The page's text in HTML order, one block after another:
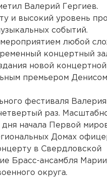
Валерий Гергиев.
и высокий уровень
событий.
любой
концертный
новой концертной
премьером Денисом
фестиваля Валерия
раз.
начала Первой
Домах
в Свердловской
Брасс-ансамбля
округа.